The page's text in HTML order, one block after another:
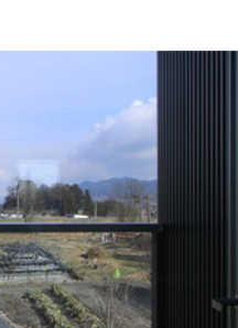
付が遅くなったり、送付